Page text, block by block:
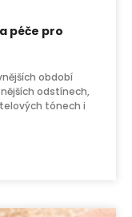
péče pro
období
odstínech,
tónech i